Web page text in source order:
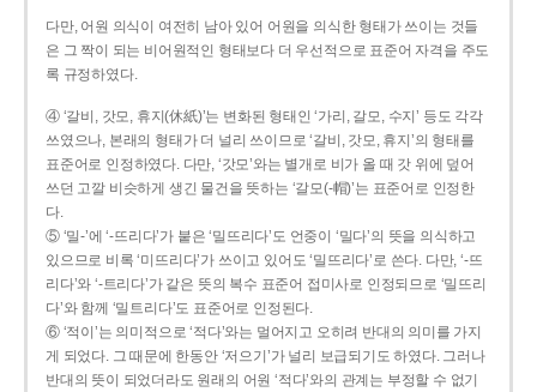
다만, 어원 의식이 여전히 남아 있어 어원을 의식한 형태가 쓰이는 것들
은 그 짝이 되는 비어원적인 형태보다 더 우선적으로 표준어 자격을 주도
록 규정하였다.
④ ‘갈비, 갓모, 휴지(休紙)’는 변화된 형태인 ‘가리, 갈모, 수지’ 등도 각각
쓰였으나, 본래의 형태가 더 널리 쓰이므로 ‘갈비, 갓모, 휴지’의 형태를
표준어로 인정하였다. 다만, ‘갓모’와는 별개로 비가 올 때 갓 위에 덮어
쓰던 고깔 비슷하게 생긴 물건을 뜻하는 ‘갈모(-帽)’는 표준어로 인정한
다.
⑤ ‘밀-’에 ‘-뜨리다’가 붙은 ‘밀뜨리다’도 언중이 ‘밀다’의 뜻을 의식하고
있으므로 비록 ‘미뜨리다’가 쓰이고 있어도 ‘밀뜨리다’로 쓴다. 다만, ‘-뜨
리다’와 ‘-트리다’가 같은 뜻의 복수 표준어 접미사로 인정되므로 ‘밀뜨리
다’와 함께 ‘밀트리다’도 표준어로 인정된다.
⑥ ‘적이’는 의미적으로 ‘적다’와는 멀어지고 오히려 반대의 의미를 가지
게 되었다. 그 때문에 한동안 ‘저으기’가 널리 보급되기도 하였다. 그러나
반대의 뜻이 되었더라도 원래의 어원 ‘적다’와의 관계는 부정할 수 없기